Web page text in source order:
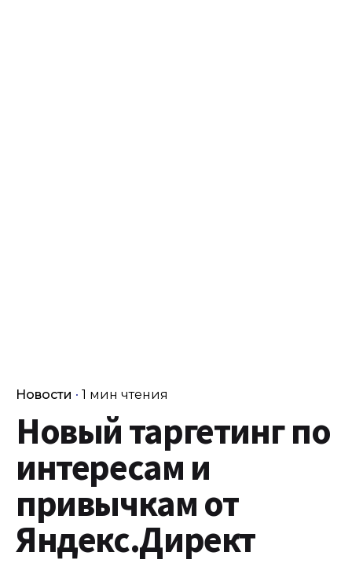
Новости 1 мин чтения
Новый таргетинг по
интересам и
привычкам от
Яндекс.Директ